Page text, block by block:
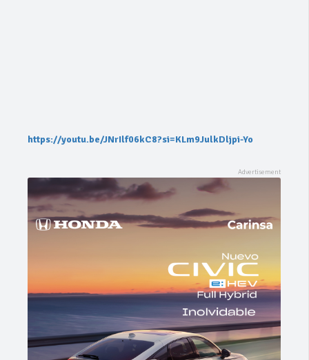
https://youtu.be/JNrIlf06kC8?si=KLm9JulkDljpi-Yo